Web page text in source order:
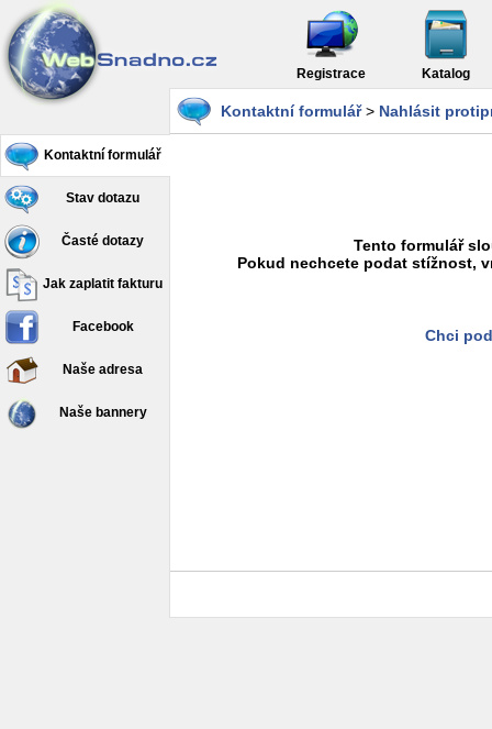
Registrace Katalog
Kontaktní formulář
Stav dotazu
Časté dotazy
Jak zaplatit fakturu
Facebook
Naše adresa
Naše bannery
Kontaktní formulář> Nahlásit
Tento formulář
Pokud nechcete podat stížnost,
Chci